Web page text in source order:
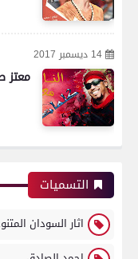
14 ديسمبر 2017
معتز
التسميات
اثار السودان